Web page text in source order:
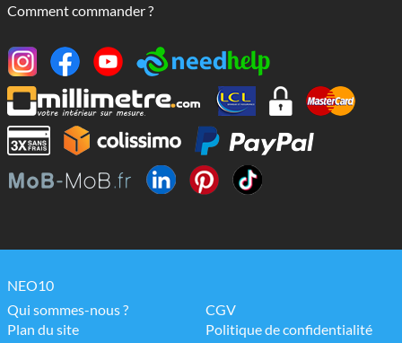
Comment commander ?
NEO10
Qui sommes-nous ?
Plan du site
CGV
Politique de confidentialité